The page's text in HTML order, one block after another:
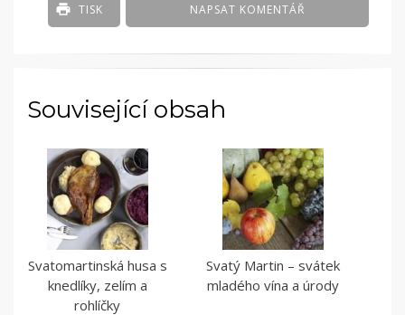
NAPSAT KOMENTÁŘ
TISK
Související obsah
Svatomartinská husa s
knedlíky, zelím a
rohlíčky
Svatý Martin – svátek
mladého vína a úrody